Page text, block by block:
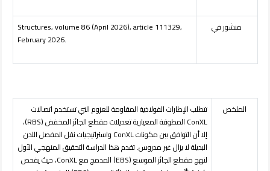
منشور في Structures, volume 86(April 2026), article 111329,
February 2026.
الملخص
تتطلب الإطارات الفولاذية المقاومة للعزوم التي تستخدم اتصالات
ConXL المطوقة المعيارية تعديلات مقطع الجائز المخفض (RBS)،
إلا أن التوافق بين مكوناتConXL واستراتيجيات نقل المفصل اللدن
البديلة لا يزال غير مدروس. تقدم هذا الدراسة التحقيق المنهجي الأول
لنهج مقطع الجائز الموسع (EBS) المدمج معConXL، حيث يفحص